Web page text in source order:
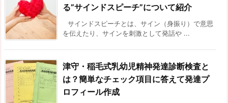
る”サインドスピーチ”について紹介
サインドスピーチとは、サイン（身振り）で意思
を伝えたり、サインを刺激として発話や ...
津守・稲毛式乳幼児精神発達診断検査と
は？簡単なチェック項目に答えて発達プ
ロフィール作成